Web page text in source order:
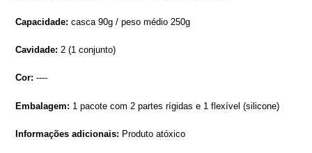
Capacidade: casca 90g / peso médio 250g
Cavidade: 2 (1 conjunto)
Cor: ----
Embalagem: 1 pacote com 2 partes rígidas e 1 flexível (silicone)
Informações adicionais: Produto atóxico